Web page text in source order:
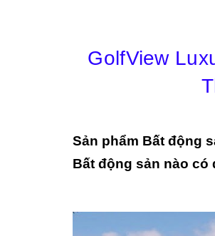
GolfView
Sản phẩm Bất động
Bất động sản nào có